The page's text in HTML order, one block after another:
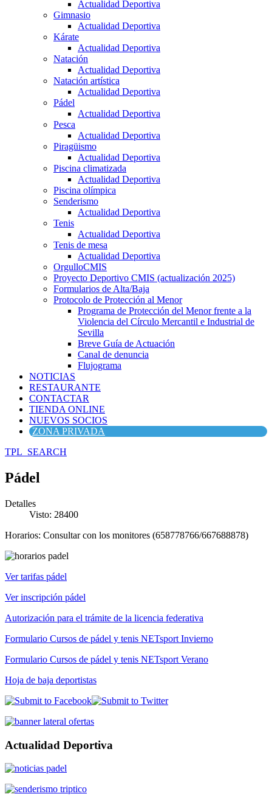
Actualidad Deportiva
Gimnasio
Actualidad Deportiva
Kárate
Actualidad Deportiva
Natación
Actualidad Deportiva
Natación artística
Actualidad Deportiva
Pádel
Actualidad Deportiva
Pesca
Actualidad Deportiva
Piragüismo
Actualidad Deportiva
Piscina climatizada
Actualidad Deportiva
Piscina olímpica
Senderismo
Actualidad Deportiva
Tenis
Actualidad Deportiva
Tenis de mesa
Actualidad Deportiva
OrgulloCMIS
Proyecto Deportivo CMIS (actualización 2025)
Formularios de Alta/Baja
Protocolo de Protección al Menor
Programa de Protección del Menor frente a la
Violencia del Círculo Mercantil e Industrial de
Sevilla
Breve Guía de Actuación
Canal de denuncia
Flujograma
NOTICIAS
RESTAURANTE
CONTACTAR
TIENDA ONLINE
NUEVOS SOCIOS
ZONA PRIVADA
TPL_SEARCH
Pádel
Detalles
Visto: 28400
Horarios: Consultar con los monitores (658778766/667688878)
Ver tarifas pádel
Ver inscripción pádel
Autorización para el trámite de la licencia federativa
Formulario Cursos de pádel y tenis NETsport Invierno
Formulario Cursos de pádel y tenis NETsport Verano
Hoja de baja deportistas
Actualidad Deportiva